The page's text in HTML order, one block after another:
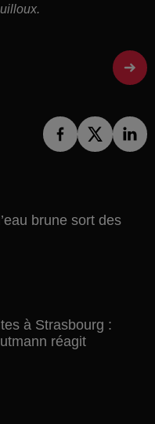
brune sort des
à Strasbourg :
réagit